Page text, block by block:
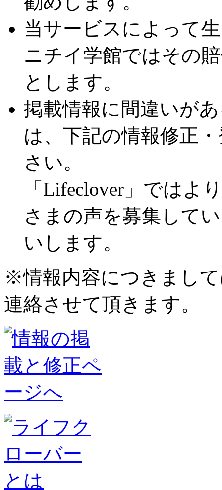
当サービスによって
ニチイ学館ではその
とします。
掲載情報に間違いが
は、下記の情報修正
さい。
「Lifeclover」ではよ
さまの声を募集して
いします。
※情報内容につきまし
連絡させて頂きます。